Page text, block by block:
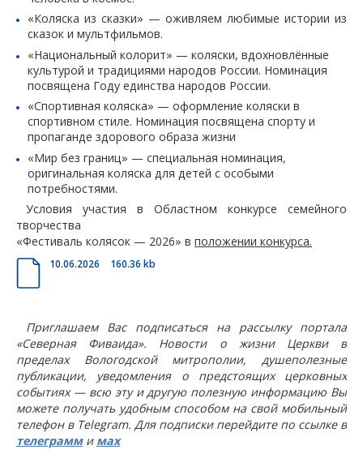
«Коляска из сказки» — оживляем любимые истории из
сказок и мультфильмов.
«Национальный колорит» — коляски, вдохновлённые
культурой и традициями народов России. Номинация
посвящена Году единства народов России.
«Спортивная коляска» — оформление коляски в
спортивном стиле. Номинация посвящена спорту и
пропаганде здорового образа жизни
«Мир без границ» — специальная номинация,
оригинальная коляска для детей с особыми
потребностями.
Условия участия в Областном конкурсе семейного
творчества
«Фестиваль колясок — 2026» в положении конкурса.
10.06.2026 160.36 kb
Приглашаем Вас подписаться на рассылку портала
«Северная Фиваида». Новости о жизни Церкви в
пределах Вологодской митрополии, душеполезные
публикации, уведомления о предстоящих церковных
событиях — всю эту и другую полезную информацию Вы
можете получать удобным способом на свой мобильный
телефон в Telegram. Для подписки перейдите по ссылке в
телеграмми мах